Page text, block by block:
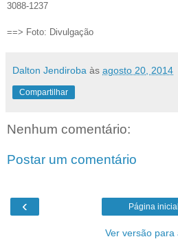
3088-1237
==> Foto: Divulgação
Dalton Jendiroba às agosto 20, 2014
Compartilhar
Nenhum comentário:
Postar um comentário
‹ Página inicial
Ver versão para